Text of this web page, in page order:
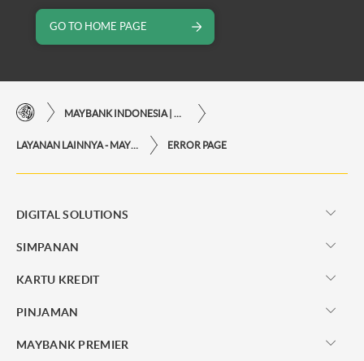
GO TO HOME PAGE
ERROR PAGE
DIGITAL SOLUTIONS
SIMPANAN
KARTU KREDIT
PINJAMAN
MAYBANK PREMIER